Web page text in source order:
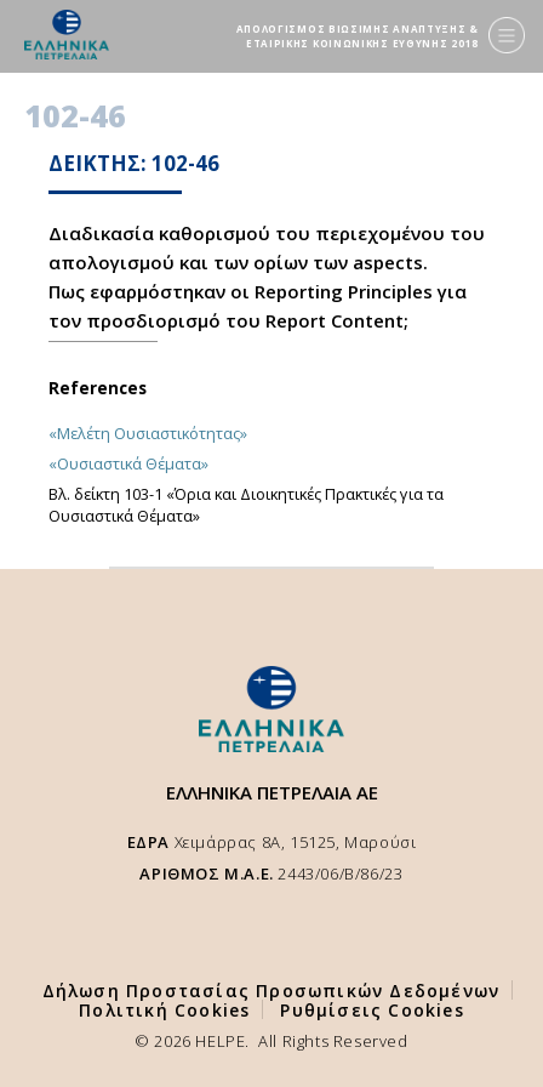
ΑΠΟΛΟΓΙΣΜΟΣ ΒΙΩΣΙΜΗΣ ΑΝΑΠΤΥΞΗΣ &
ΕΤΑΙΡΙΚΗΣ ΚΟΙΝΩΝΙΚΗΣ ΕΥΘΥΝΗΣ 2018
102-46
ΔΕΙΚΤΗΣ: 102-46
Διαδικασία καθορισμού του περιεχομένου του
απολογισμού και των ορίων των aspects.
Πως εφαρμόστηκαν οι Reporting Principles για
τον προσδιορισμό του Report Content;
References
«Μελέτη Ουσιαστικότητας»
«Ουσιαστικά Θέματα»
Βλ. δείκτη 103-1 «Όρια και Διοικητικές Πρακτικές για τα
Ουσιαστικά Θέματα»
ΕΛΛΗΝΙΚΑ ΠΕΤΡΕΛΑΙΑ ΑΕ
ΕΔΡΑ Χειμάρρας 8A, 15125, Μαρούσι
ΑΡΙΘΜΟΣ Μ.Α.Ε. 2443/06/Β/86/23
Δήλωση Προστασίας Προσωπικών Δεδομένων
Πολιτική Cookies
Ρυθμίσεις Cookies
© 2026 HELPE. All Rights Reserved
Χρησιμοποιούμε cookies για να κάνουμε καλύτερη την εμπειρία σας
ΡΥΘΜΙΣΕΙΣ ΚΑΙ ΠΟΛΙΤΙΚΗ COOKIES
ΑΠΟΔΟΧΗ